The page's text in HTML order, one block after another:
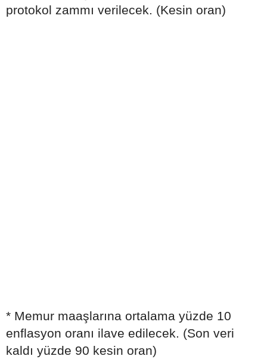
protokol zammı verilecek. (Kesin oran)
* Memur maaşlarına ortalama yüzde 10
enflasyon oranı ilave edilecek. (Son veri
kaldı yüzde 90 kesin oran)